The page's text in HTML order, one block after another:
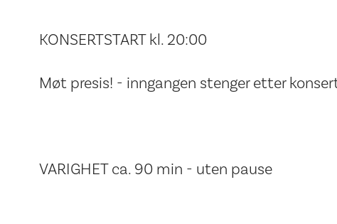
KONSERTSTART kl. 20:00
Møt presis! - inngangen stenger etter
VARIGHET ca. 90 min - uten pause